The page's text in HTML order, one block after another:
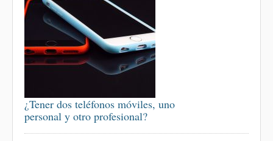
¿Tener dos teléfonos móviles, uno
personal y otro profesional?